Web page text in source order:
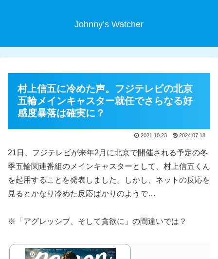
Johnny’s Watcher
村上信五に冷めた声。フジテレビの北京
五輪メインキャスター就任でさらなる好
感度暴落は確実に？
2021.10.23 2024.07.18
21日、フジテレビが来年2月に北京で開催される予定の冬
季五輪関連番組のメインキャスターとして、村上信五くん
を起用することを発表しました。しかし、ネットの反応を
見るとかなり冷めた反応ばかりのようで…
※「アグレッシブ、そして貪欲に」の間違いでは？